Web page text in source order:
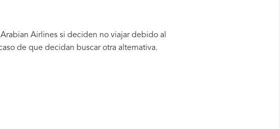
Airlines si deciden no viajar debido al
de que decidan buscar otra alternativa.